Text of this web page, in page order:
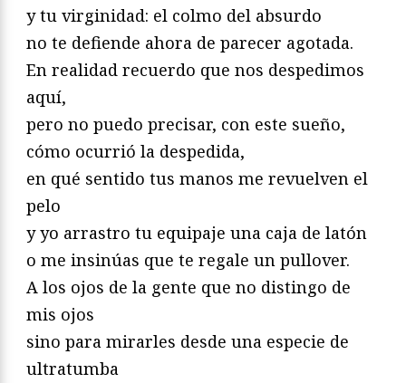
y tu virginidad: el colmo del absurdo
no te defiende ahora de parecer agotada.
En realidad recuerdo que nos despedimos
aquí,
pero no puedo precisar, con este sueño,
cómo ocurrió la despedida,
en qué sentido tus manos me revuelven el
pelo
y yo arrastro tu equipaje una caja de latón
o me insinúas que te regale un pullover.
A los ojos de la gente que no distingo de
mis ojos
sino para mirarles desde una especie de
ultratumba